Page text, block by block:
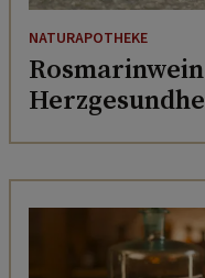
NATURAPOTHEKE